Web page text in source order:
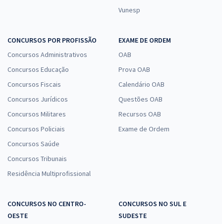
Vunesp
CONCURSOS POR PROFISSÃO
Concursos Administrativos
Concursos Educação
Concursos Fiscais
Concursos Jurídicos
Concursos Militares
Concursos Policiais
Concursos Saúde
Concursos Tribunais
Residência Multiprofissional
EXAME DE ORDEM
OAB
Prova OAB
Calendário OAB
Questões OAB
Recursos OAB
Exame de Ordem
CONCURSOS NO CENTRO-
OESTE
CONCURSOS NO SUL E
SUDESTE